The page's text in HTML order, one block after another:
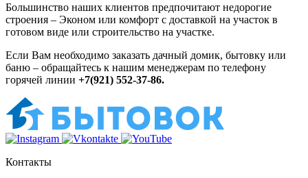
Большинство наших клиентов предпочитают недорогие
строения – Эконом или комфорт с доставкой на участок в
готовом виде или строительство на участке.
Если Вам необходимо заказать дачный домик, бытовку или
баню – обращайтесь к нашим менеджерам по телефону
горячей линии +7(921) 552-37-86.
Контакты